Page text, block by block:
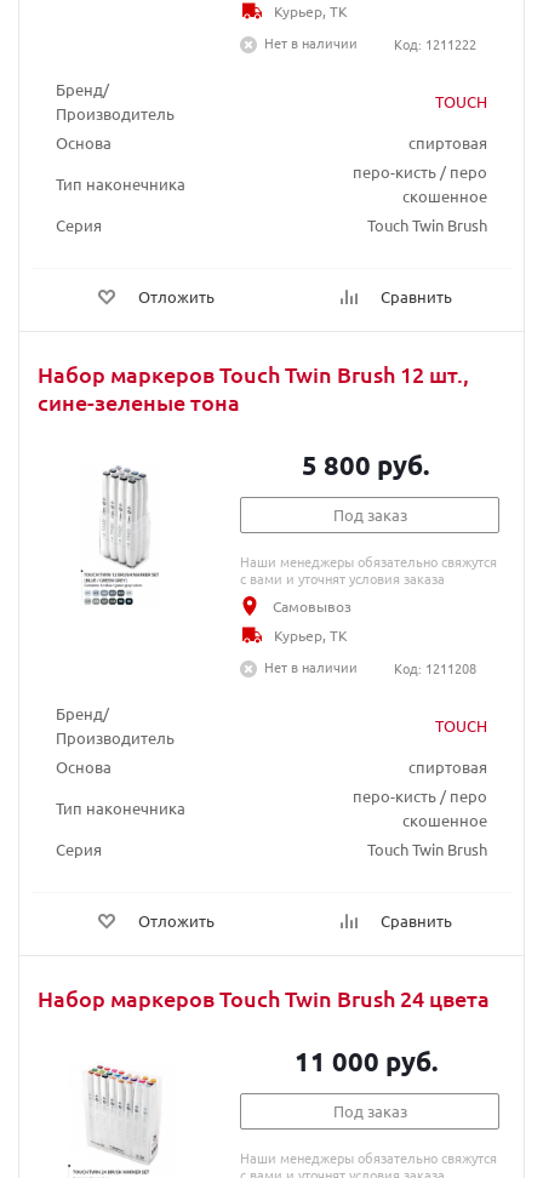
Бренд/
Производитель
TOUCH
Основа
спиртовая
Тип наконечника
перо-кисть / перо
скошенное
Серия
Touch Twin Brush
Отложить Сравнить
Курьер, ТК
Нет в наличии
Код: 1211222
Набор маркеров Touch Twin Brush 12 шт.,
сине-зеленые тона
Бренд/
Производитель
TOUCH
Основа
спиртовая
Тип наконечника
перо-кисть / перо
скошенное
Серия
Touch Twin Brush
Отложить Сравнить
5 800 руб.
Под заказ
Наши менеджеры обязательно свяжутся
с вами и уточнят условия заказа
Самовывоз
Курьер, ТК
Нет в наличии
Код: 1211208
Набор маркеров Touch Twin Brush 24 цвета
11 000 руб.
Под заказ
Наши менеджеры обязательно свяжутся